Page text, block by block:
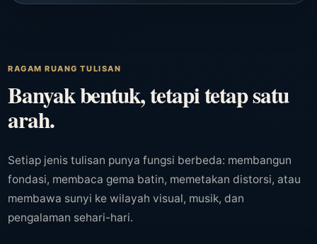
RAGAM RUANG TULISAN
Banyak bentuk, tetapi tetap satu
arah.
Setiap jenis tulisan punya fungsi berbeda: membangun
fondasi, membaca gema batin, memetakan distorsi, atau
membawa sunyi ke wilayah visual, musik, dan
pengalaman sehari-hari.